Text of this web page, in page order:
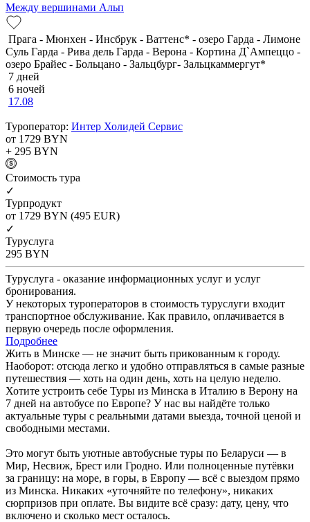
Между вершинами Альп
Прага - Мюнхен - Инсбрук - Ваттенс* - озеро Гарда - Лимоне
Суль Гарда - Рива дель Гарда - Верона - Кортина Д`Ампеццо -
озеро Брайес - Больцано - Зальцбург- Зальцкаммергут*
7 дней
6 ночей
17.08
Туроператор: Интер Холидей Сервис
от 1729 BYN
+ 295 BYN
Cтоимость тура
✓
Турпродукт
от 1729 BYN (495 EUR)
✓
Туруслуга
295 BYN
Туруслуга - оказание информационных услуг и услуг
бронирования.
У некоторых туроператоров в стоимость туруслуги входит
транспортное обслуживание. Как правило, оплачивается в
первую очередь после оформления.
Подробнее
Жить в Минске — не значит быть прикованным к городу.
Наоборот: отсюда легко и удобно отправляться в самые разные
путешествия — хоть на один день, хоть на целую неделю.
Хотите устроить себе Туры из Минска в Италию в Верону на
7 дней на автобусе по Европе? У нас вы найдёте только
актуальные туры с реальными датами выезда, точной ценой и
свободными местами.
Это могут быть уютные автобусные туры по Беларуси — в
Мир, Несвиж, Брест или Гродно. Или полноценные путёвки
за границу: на море, в горы, в Европу — всё с выездом прямо
из Минска. Никаких «уточняйте по телефону», никаких
сюрпризов при оплате. Вы видите всё сразу: дату, цену, что
включено и сколько мест осталось.